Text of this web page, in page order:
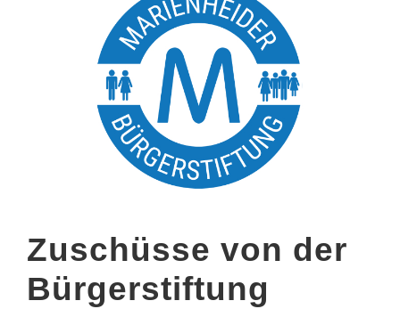
Zuschüsse von der
Bürgerstiftung